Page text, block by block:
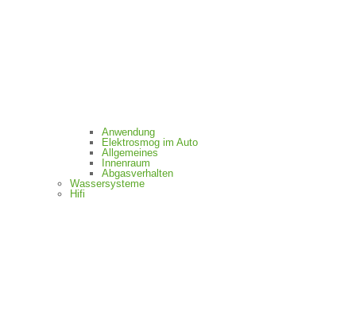
Anwendung
Elektrosmog im Auto
Allgemeines
Innenraum
Abgasverhalten
Wassersysteme
Hifi